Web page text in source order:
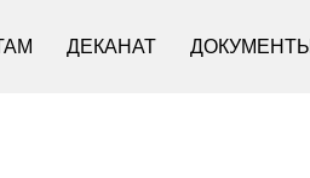
ДЕКАНАТ ДОКУМЕНТЫ